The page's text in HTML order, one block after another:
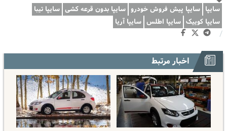
سایپا سایپا پیش فروش خودرو سایپا بدون قرعه کشی سایپا تیبا
سایپا کوییک سایپا اطلس سایپا آریا
/
اخبار مرتبط